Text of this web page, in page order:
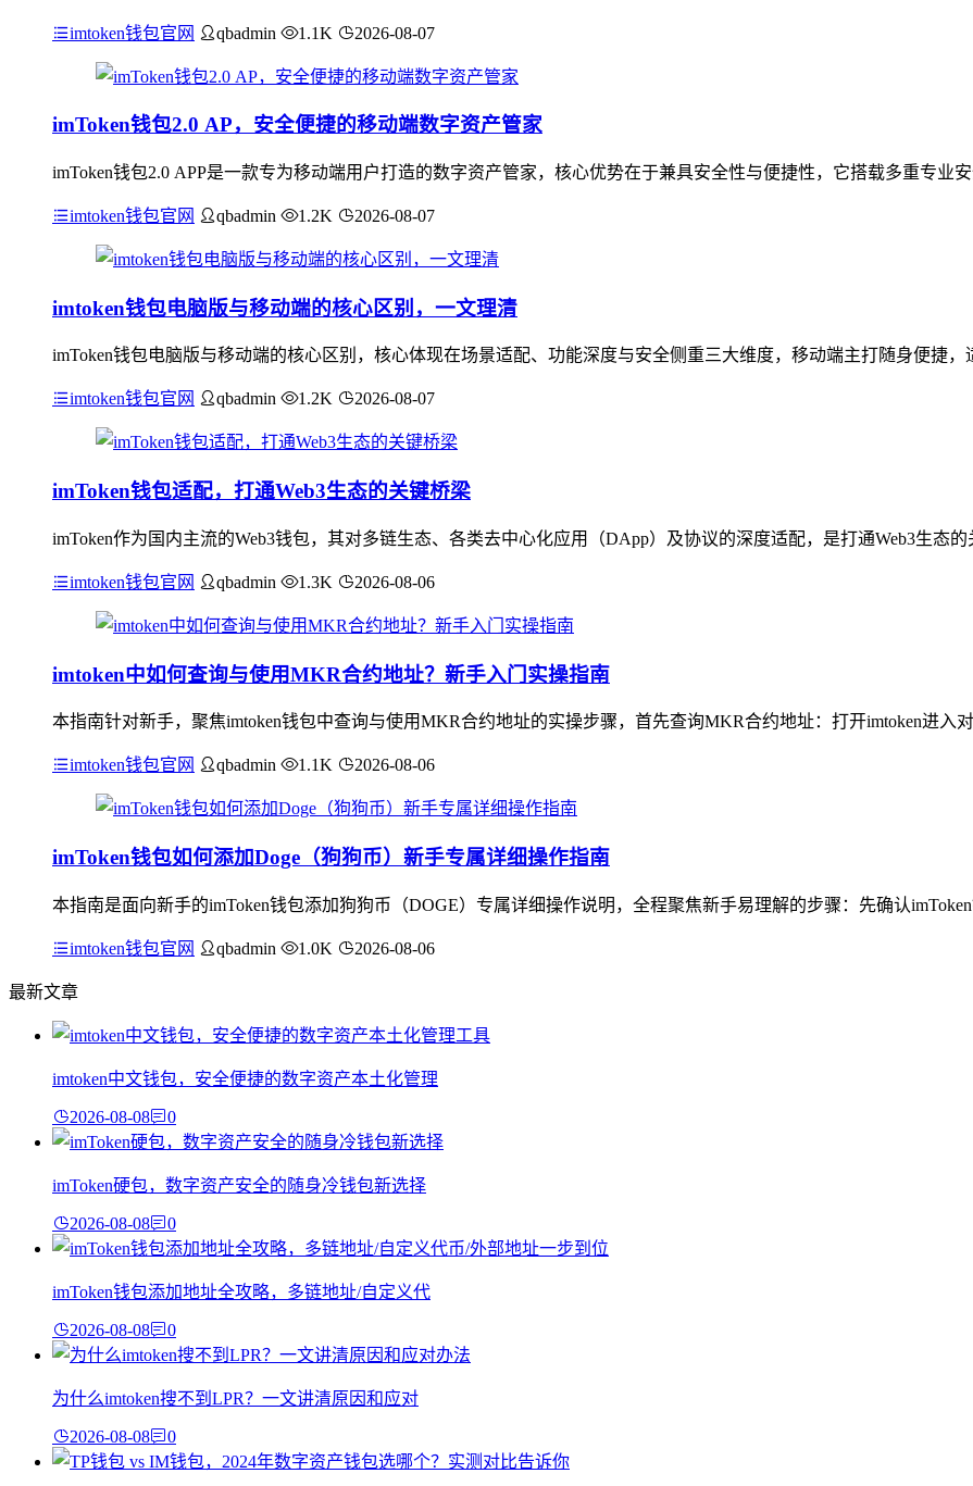
imtoken钱包官网 qbadmin 1.1K 2026-08-07
imToken钱包2.0 AP，安全便捷的移动端数字资产管家
imToken钱包2.0 APP是一款专为移动端用户打造的数字资产管家，核心优势在于兼具安全性与便捷性，它搭载多重专业
imtoken钱包官网 qbadmin 1.2K 2026-08-07
imtoken钱包电脑版与移动端的核心区别，一文理清
imToken钱包电脑版与移动端的核心区别，核心体现在场景适配、功能深度与安全侧重三大维度，移动端主打随身便捷
imtoken钱包官网 qbadmin 1.2K 2026-08-07
imToken钱包适配，打通Web3生态的关键桥梁
imToken作为国内主流的Web3钱包，其对多链生态、各类去中心化应用（DApp）及协议的深度适配，是打通Web3生态
imtoken钱包官网 qbadmin 1.3K 2026-08-06
imtoken中如何查询与使用MKR合约地址？新手入门实操指南
本指南针对新手，聚焦imtoken钱包中查询与使用MKR合约地址的实操步骤，首先查询MKR合约地址：打开imtoken进入
imtoken钱包官网 qbadmin 1.1K 2026-08-06
imToken钱包如何添加Doge（狗狗币）新手专属详细操作指南
本指南是面向新手的imToken钱包添加狗狗币（DOGE）专属详细操作说明，全程聚焦新手易理解的步骤：先确认
imtoken钱包官网 qbadmin 1.0K 2026-08-06
最新文章
imtoken中文钱包，安全便捷的数字资产本土化管理
2026-08-08 0
imToken硬包，数字资产安全的随身冷钱包新选择
2026-08-08 0
imToken钱包添加地址全攻略，多链地址/自定义代
2026-08-08 0
为什么imtoken搜不到LPR？一文讲清原因和应对
2026-08-08 0